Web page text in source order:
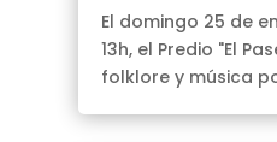
El domingo 25 de
13h, el Predio "El
folklore y música